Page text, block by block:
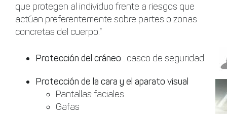
que protegen al individuo frente a riesgos que
actúan preferentemente sobre partes o zonas
concretas del cuerpo.”
Protección del cráneo : casco de seguridad.
Protección de la cara y el aparato visual
Pantallas faciales
Gafas